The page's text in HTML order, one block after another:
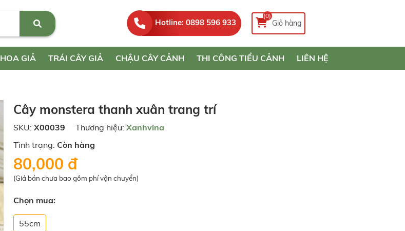
Hotline: 0898 596 933
(0)
Giỏ hàng
HOA GIẢ TRÁI CÂY GIẢ CHẬU CÂY CẢNH THI CÔNG TIỂU CẢNH LIÊN HỆ
Cây monstera thanh xuân trang trí
SKU: X00039 Thương hiệu: Xanhvina
Tình trạng: Còn hàng
80,000 đ
(Giá bán chưa bao gồm phí vận chuyển)
Chọn mua:
55cm